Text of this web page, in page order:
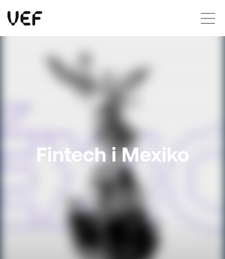
Read more
Okay
Fintech i Mexiko